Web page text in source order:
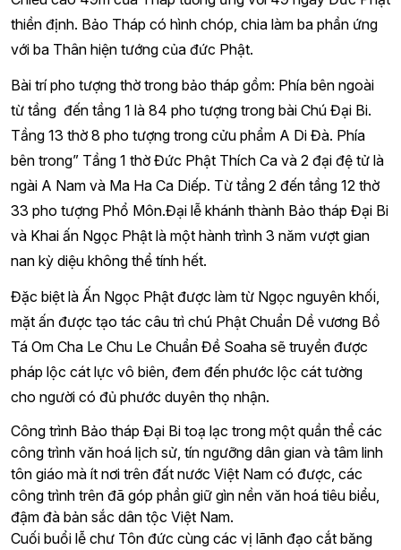
thiền định. Bảo Tháp có hình chóp, chia làm ba phần ứng
với ba Thân hiện tướng của đức Phật.
Bài trí pho tượng thờ trong bảo tháp gồm: Phía bên ngoài
từ tầng đến tầng 1 là 84 pho tượng trong bài Chú Đại Bi.
Tầng 13 thờ 8 pho tượng trong cửu phẩm A Di Đà. Phía
bên trong” Tầng 1 thờ Đức Phật Thích Ca và 2 đại đệ tử là
ngài A Nam và Ma Ha Ca Diếp. Từ tầng 2 đến tầng 12 thờ
33 pho tượng Phổ Môn.Đại lễ khánh thành Bảo tháp Đại Bi
và Khai ấn Ngọc Phật là một hành trình 3 năm vượt gian
nan kỳ diệu không thể tính hết.
Đặc biệt là Ấn Ngọc Phật được làm từ Ngọc nguyên khối,
mặt ấn được tạo tác câu trì chú Phật Chuẩn Dề vương Bồ
Tá Om Cha Le Chu Le Chuẩn Đề Soaha sẽ truyền được
pháp lộc cát lực vô biên, đem đến phước lộc cát tường
cho người có đủ phước duyên thọ nhận.
Công trình Bảo tháp Đại Bi toạ lạc trong một quần thể các
công trình văn hoá lịch sử, tín ngưỡng dân gian và tâm linh
tôn giáo mà ít nơi trên đất nước Việt Nam có được, các
công trình trên đã góp phần giữ gìn nền văn hoá tiêu biểu,
đậm đà bản sắc dân tộc Việt Nam.
Cuối buổi lễ chư Tôn đức cùng các vị lãnh đạo cắt băng